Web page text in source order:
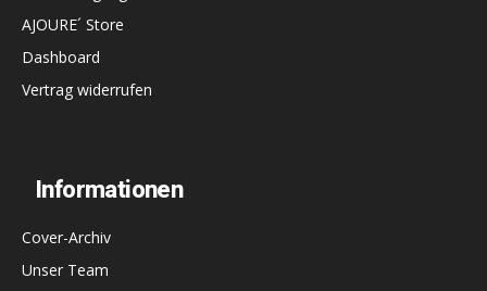
AJOURE´ Store
Dashboard
Vertrag widerrufen
Informationen
Cover-Archiv
Unser Team